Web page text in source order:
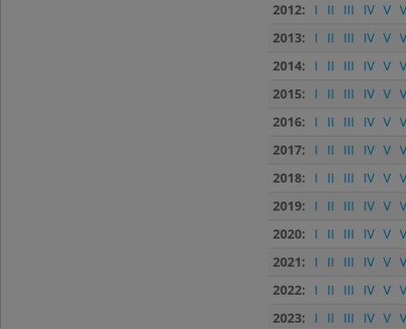
2012:
I II III IV V
2013:
I II III IV V
2014:
I II III IV V
2015:
I II III IV V
2016:
I II III IV V
2017:
I II III IV V
2018:
I II III IV V
2019:
I II III IV V
2020:
I II III IV V
2021:
I II III IV V
2022:
I II III IV V
2023:
I II III IV V